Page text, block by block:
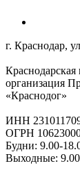
г. Краснодар,
Краснодарская
организация
«Краснодог»
ИНН
ОГРН
Будни: 9.00-
Выходные: